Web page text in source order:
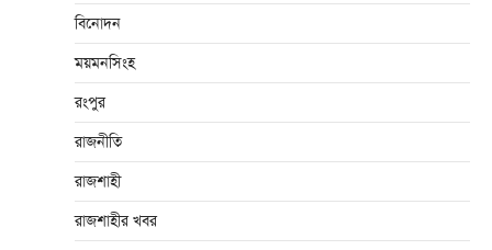
বিনোদন
ময়মনসিংহ
রংপুর
রাজনীতি
রাজশাহী
রাজশাহীর খবর